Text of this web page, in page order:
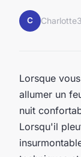
C Charlotte
Lorsque
allumer un
nuit
Lorsqu'il